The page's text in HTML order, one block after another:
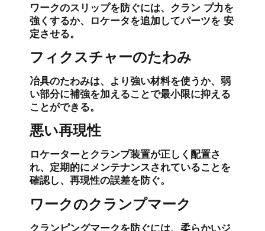
ワークのスリップを防ぐには、クラン プ力を
強くするか、ロケータを追加してパーツを 安
定させる。
フィクスチャーのたわみ
冶具のたわみは、より強い材料を使うか、弱
い部分に補強を加えることで最小限に抑える
ことができる。
悪い再現性
ロケーターとクランプ装置が正しく配置さ
れ、定期的にメンテナンスされていることを
確認し、再現性の誤差を防ぐ。
ワークのクランプマーク
クランピングマークを防ぐには、柔らかいジ